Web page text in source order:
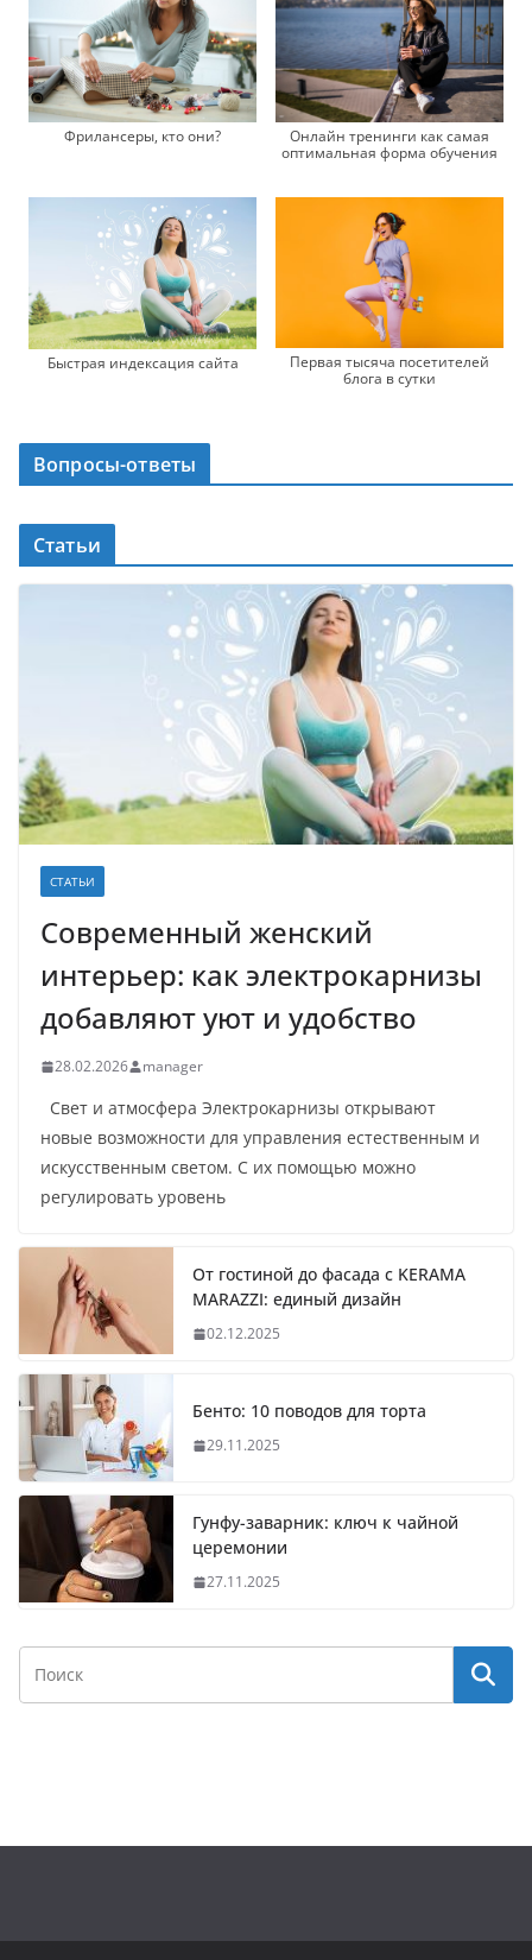
Фрилансеры, кто они?
Онлайн тренинги как самая
оптимальная форма обучения
Быстрая индексация сайта
Первая тысяча посетителей
блога в сутки
Вопросы-ответы
Статьи
СТАТЬИ
Современный женский
интерьер: как электрокарнизы
добавляют уют и удобство
28.02.2026 manager
Свет и атмосфера Электрокарнизы открывают
новые возможности для управления естественным и
искусственным светом. С их помощью можно
регулировать уровень
От гостиной до фасада с KERAMA
MARAZZI: единый дизайн
02.12.2025
Бенто: 10 поводов для торта
29.11.2025
Гунфу-заварник: ключ к чайной
церемонии
27.11.2025